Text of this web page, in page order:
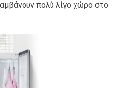
πολύ λίγο χώρο στο